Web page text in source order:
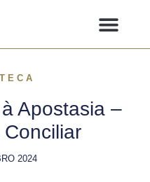
Apostasia –
2024